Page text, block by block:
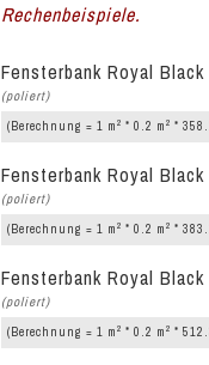
Rechenbeispiele.
Fensterbank Royal
(poliert)
(Berechnung = 1 m 2 * 0.2 m 2 *
Fensterbank Royal
(poliert)
(Berechnung = 1 m 2 * 0.2 m 2 *
Fensterbank Royal
(poliert)
(Berechnung = 1 m 2 * 0.2 m 2 *